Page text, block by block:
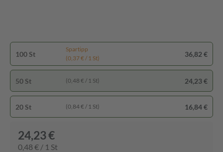
100 St
Spartipp
(0,37 € / 1 St)
36,82 €
50 St (0,48 € / 1 St) 24,23 €
20 St (0,84 € / 1 St) 16,84 €
24,23 €
0,48 € / 1 St